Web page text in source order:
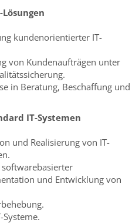
kundenorientierter IT-
von Kundenaufträgen unter
in Beratung, Beschaffung und
IT-Systemen
und Realisierung von IT-
und Entwicklung von